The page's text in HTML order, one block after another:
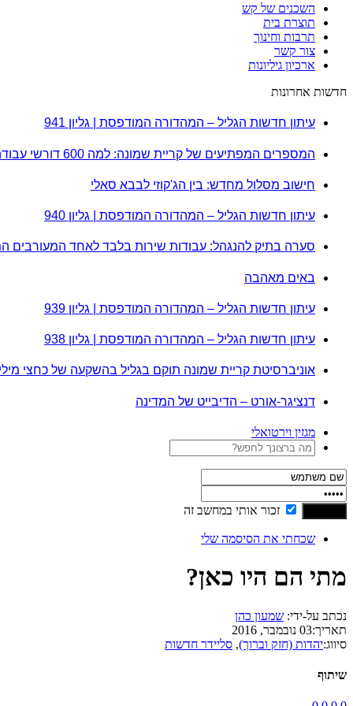
השכנים של קש
תוצרת בית
תרבות וחינוך
צור קשר
ארכיון גיליונות
חדשות אחרונות
עיתון חדשות הגליל – המהדורה המודפסת | גליון 941
המספרים המפתיעים של קריית שמונה: למה 600 דורשי עבודה הם לא מה שחשבתם?
חישוב מסלול מחדש: בין הג'קוזי לבבא סאלי
עיתון חדשות הגליל – המהדורה המודפסת | גליון 940
סערה בתיק להנגהל: עבודות שירות בלבד לאחד המעורבים
באים מאהבה
עיתון חדשות הגליל – המהדורה המודפסת | גליון 939
עיתון חדשות הגליל – המהדורה המודפסת | גליון 938
אוניברסיטת קריית שמונה תוקם בגליל בהשקעה של כחצי
דנציגר-אורט – הדיבייט של המדינה
מגזין וירטואלי
זכור אותי במחשב זה
שכחתי את הסיסמה שלי
מתי הם היו כאן?
נכתב על-ידי: שמעון כהן
תאריך:03 נובמבר, 2016
סיווג:יהדות (חזק וברוך), סליידר חדשות
שיתוף